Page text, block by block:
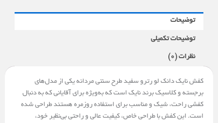
توضیحات
توضیحات تکمیلی
نظرات (0)
کفش نایک دانک لو رترو سفید طرح سنتی مردانه یکی از مدل‌های
برجسته و کلاسیک برند نایک است که به‌ویژه برای آقایانی که به دنبال
کفشی راحت، شیک و مناسب برای استفاده روزمره هستند طراحی شده
است. این کفش با طراحی خاص، کیفیت عالی و راحتی بی‌نظیر خود،